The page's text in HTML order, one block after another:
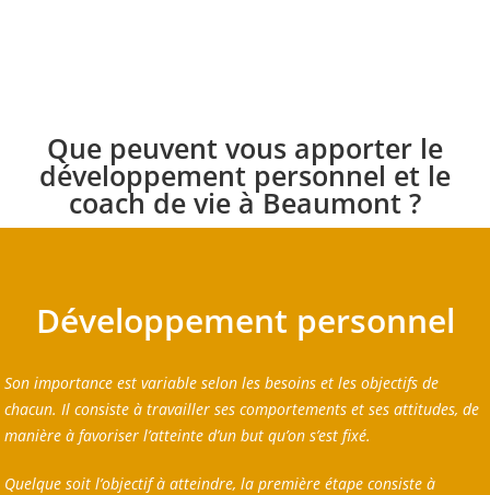
Que peuvent vous apporter le
développement personnel et le
coach de vie à Beaumont ?
Développement personnel
Son importance est variable selon les besoins et les objectifs de
chacun. Il consiste à travailler ses comportements et ses attitudes, de
manière à favoriser l’atteinte d’un but qu’on s’est fixé.
Quelque soit l’objectif à atteindre, la première étape consiste à